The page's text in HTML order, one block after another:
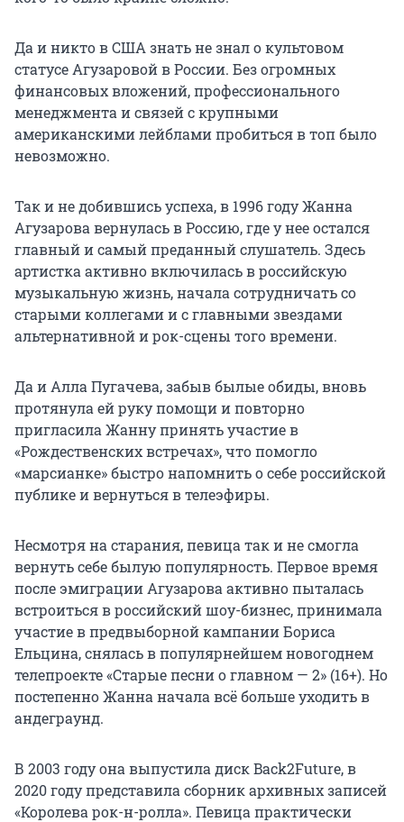
Да и никто в США знать не знал о культовом
статусе Агузаровой в России. Без огромных
финансовых вложений, профессионального
менеджмента и связей с крупными
американскими лейблами пробиться в топ было
невозможно.
Так и не добившись успеха, в 1996 году Жанна
Агузарова вернулась в Россию, где у нее остался
главный и самый преданный слушатель. Здесь
артистка активно включилась в российскую
музыкальную жизнь, начала сотрудничать со
старыми коллегами и с главными звездами
альтернативной и рок-сцены того времени.
Да и Алла Пугачева, забыв былые обиды, вновь
протянула ей руку помощи и повторно
пригласила Жанну принять участие в
«Рождественских встречах», что помогло
«марсианке» быстро напомнить о себе российской
публике и вернуться в телеэфиры.
Несмотря на старания, певица так и не смогла
вернуть себе былую популярность. Первое время
после эмиграции Агузарова активно пыталась
встроиться в российский шоу-бизнес, принимала
участие в предвыборной кампании Бориса
Ельцина, снялась в популярнейшем новогоднем
телепроекте «Старые песни о главном — 2» (16+). Но
постепенно Жанна начала всё больше уходить в
андеграунд.
В 2003 году она выпустила диск Back2Future, в
2020 году представила сборник архивных записей
«Королева рок-н-ролла». Певица практически